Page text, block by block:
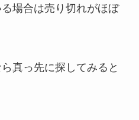
場合は売り切れがほぼ
真っ先に探してみると